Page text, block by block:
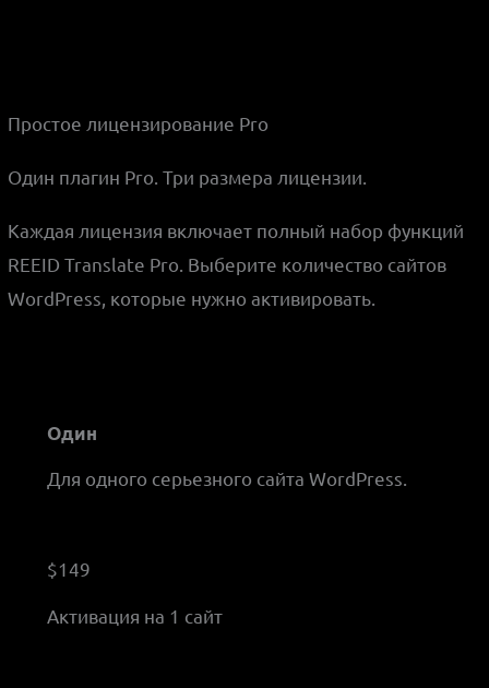
Простое лицензирование Pro
Один плагин Pro. Три размера лицензии.
Каждая лицензия включает полный набор функций
REEID Translate Pro. Выберите количество сайтов
WordPress, которые нужно активировать.
Один
Для одного серьезного сайта WordPress.
$149
Активация на 1 сайт